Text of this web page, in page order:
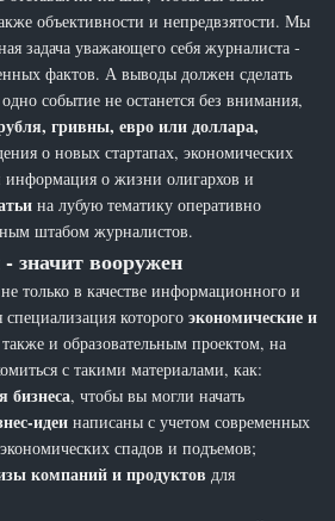
объективности и непредвзятости. Мы
задача уважающего себя журналиста -
фактов. А выводы должен сделать
событие не останется без внимания,
гривны, евро или доллара,
о новых стартапах, экономических
информация о жизни олигархов и
на лубую тематику оперативно
штабом журналистов.
значит вооружен
только в качестве информационного и
специализация которогоэкономические и
и образовательным проектом, на
с такими материалами, как:
бизнеса, чтобы вы могли начать
идеи написаны с учетом современных
спадов и подъемов;
компаний и продуктов для